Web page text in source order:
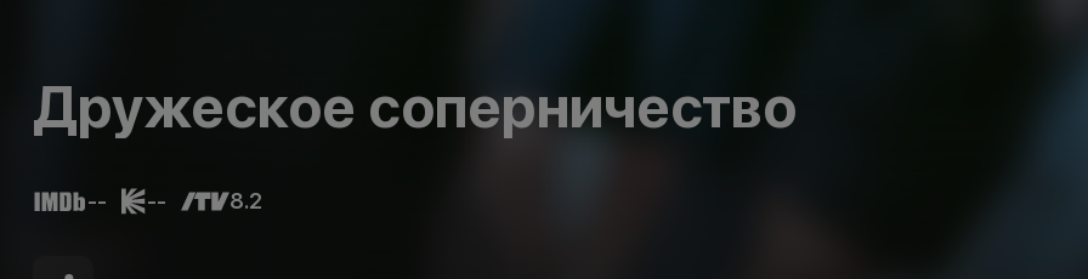
Дружеское соперничество
-- -- 8.2